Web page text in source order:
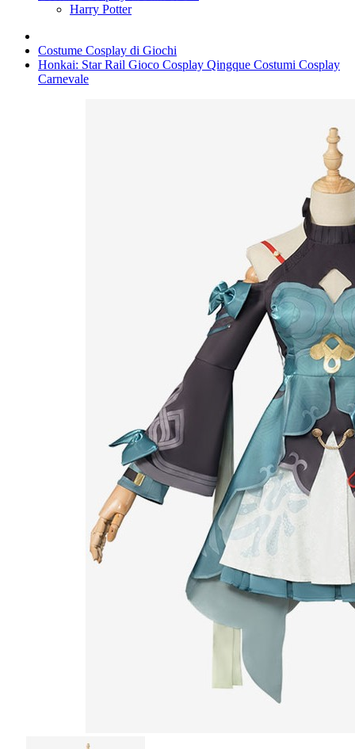
Harry Potter
Costume Cosplay di Giochi
Honkai: Star Rail Gioco Cosplay Qingque Costumi Cosplay
Carnevale